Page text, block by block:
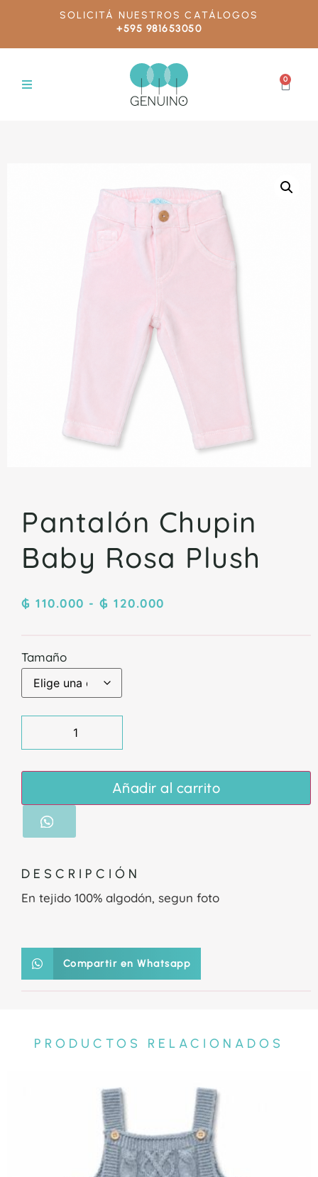
SOLICITÁ NUESTROS CATÁLOGOS
+595 981653050
0
Pantalón Chupin
Baby Rosa Plush
₲ 110.000 - ₲ 120.000
Tamaño
Añadir al carrito
DESCRIPCIÓN
En tejido 100% algodón, segun foto
Compartir en Whatsapp
PRODUCTOS RELACIONADOS